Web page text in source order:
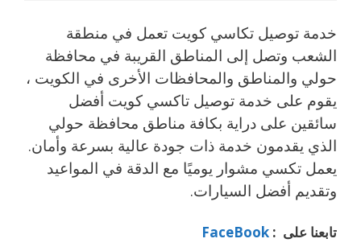
خدمة توصيل تكاسي كويت تعمل في منطقة
الشعب وتصل إلى المناطق القريبة في محافظة
حولي والمناطق والمحافظات الأخرى في الكويت ،
يقوم على خدمة توصيل تاكسي كويت أفضل
سائقين على دراية بكافة مناطق محافظة حولي
الذي يقدمون خدمة ذات جودة عالية بسرعة وأمان.
يعمل تكسي مشوار يوميًا مع الدقة في المواعيد
وتقديم أفضل السيارات.
تابعنا على : FaceBook